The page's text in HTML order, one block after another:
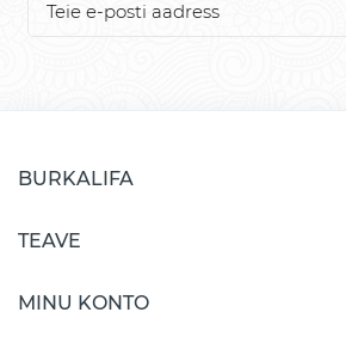
BURKALIFA
TEAVE
MINU KONTO